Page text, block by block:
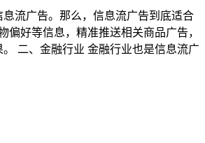
流广告。那么，信息流广告到底适合
好等信息，精准推送相关商品广告，
二、金融行业 金融行业也是信息流广